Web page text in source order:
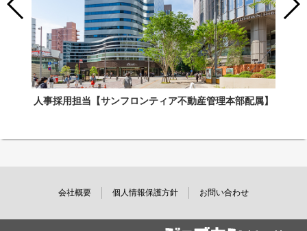
人事採用担当【サンフロンティア不動産管理本部配属】
会社概要 個人情報保護方針 お問い合わせ